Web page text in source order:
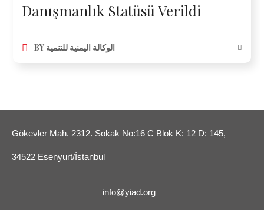
Danışmanlık Statüsü Verildi
BY الوكالة اليمنية للتنمية
Gökevler Mah. 2312. Sokak No:16 C Blok K: 12 D: 145,
34522 Esenyurt/İstanbul
info@yiad.org